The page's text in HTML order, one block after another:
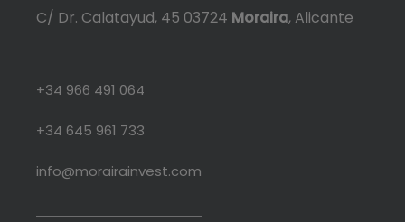
C/ Dr. Calatayud, 45 03724 Moraira, Alicante
+34 966 491 064
+34 645 961 733
info@morairainvest.com